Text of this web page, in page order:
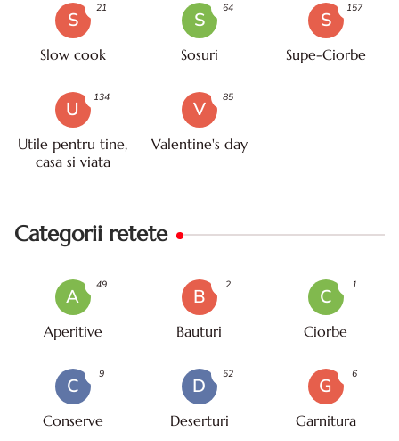
S
Slow cook
21
S
Sosuri
64
S
Supe-Ciorbe
157
U
Utile pentru tine,
casa si viata
134
V
Valentine's day
85
Categorii retete
A
Aperitive
49
B
Bauturi
2
C
Ciorbe
1
C
Conserve
9
D
Deserturi
52
G
Garnitura
6